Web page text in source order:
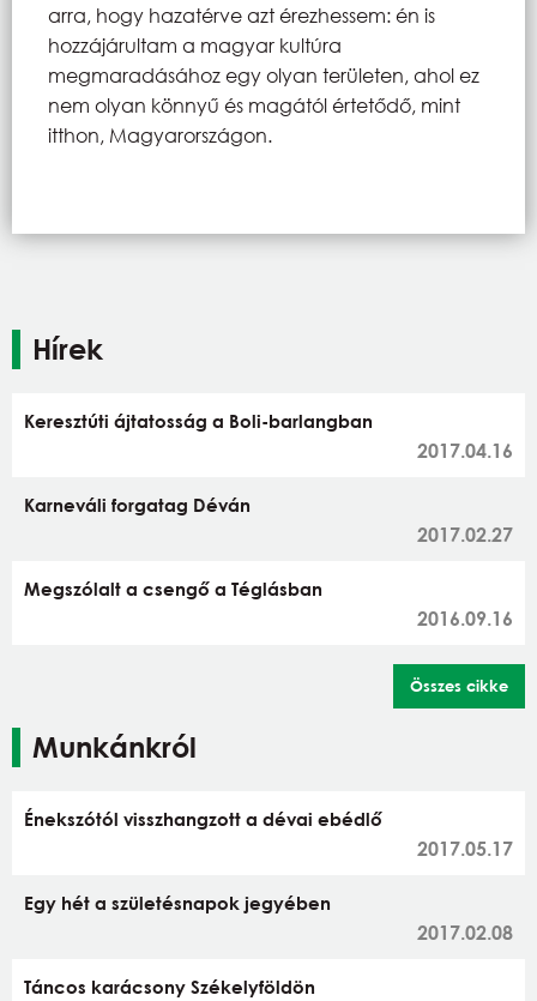
arra, hogy hazatérve azt érezhessem: én is
hozzájárultam a magyar kultúra
megmaradásához egy olyan területen, ahol ez
nem olyan könnyű és magától értetődő, mint
itthon, Magyarországon.
Hírek
Keresztúti ájtatosság a Boli-barlangban
2017.04.16
Karneváli forgatag Déván
2017.02.27
Megszólalt a csengő a Téglásban
2016.09.16
Összes cikke
Munkánkról
Énekszótól visszhangzott a dévai ebédlő
2017.05.17
Egy hét a születésnapok jegyében
2017.02.08
Táncos karácsony Székelyföldön